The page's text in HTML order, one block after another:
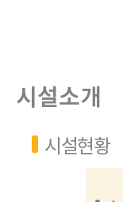
시설소개
시설현황